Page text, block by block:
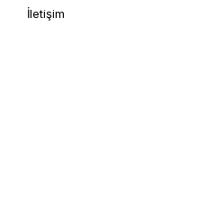
İletişim